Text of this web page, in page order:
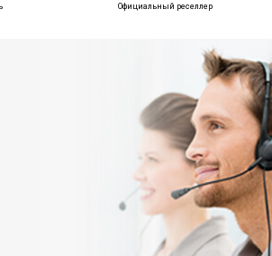
Официальный реселлер